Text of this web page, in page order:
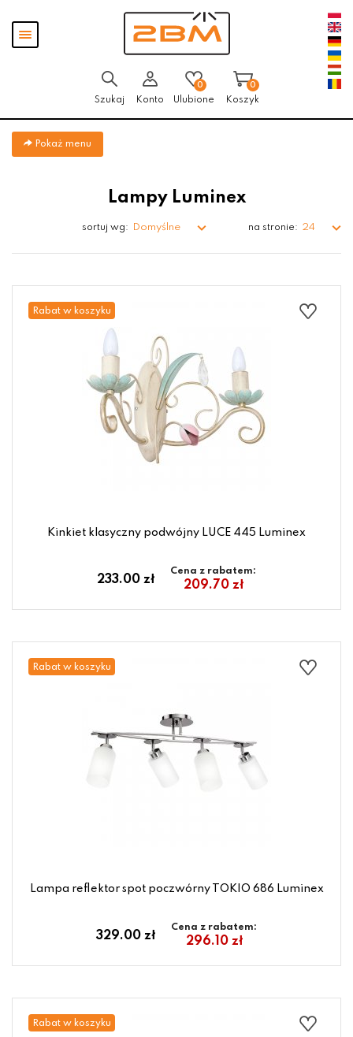
Pokaż
menu
Szukaj Konto
0
Ulubione
0
Koszyk
Pokaż menu
Lampy Luminex
sortuj wg: Domyślne na stronie: 24
Rabat w koszyku
Kinkiet klasyczny podwójny LUCE 445 Luminex
233.00 zł
Cena z rabatem:
209.70 zł
Rabat w koszyku
Lampa reflektor spot poczwórny TOKIO 686 Luminex
329.00 zł
Cena z rabatem:
296.10 zł
Rabat w koszyku